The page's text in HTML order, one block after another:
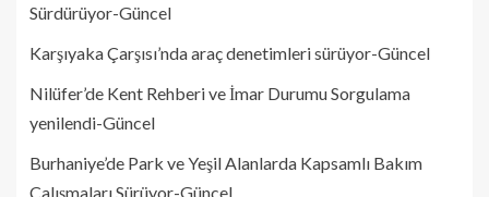
Sürdürüyor-Güncel
Karşıyaka Çarşısı’nda araç denetimleri sürüyor-Güncel
Nilüfer’de Kent Rehberi ve İmar Durumu Sorgulama
yenilendi-Güncel
Burhaniye’de Park ve Yeşil Alanlarda Kapsamlı Bakım
Çalışmaları Sürüyor-Güncel